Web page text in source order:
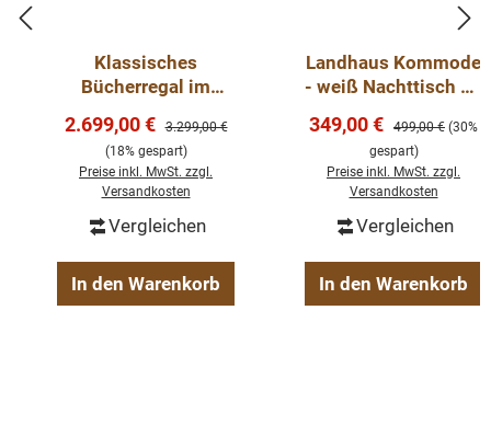
Innenfarbe - frei wählbar
Massivholz Möbel
Landhausstil
100% Kieferholz
verschiedene Farben wählbar
Beschläge/Griffe wählbar
Oberflächen und Farben sind frei wählbar. 36 Farben
Klassisches
Bücherregal im
großem TV-Fach
Verkaufspreis:
2.699,00 € Regulärer Preis:
3.299,00 €
(18% gespart)
Preise inkl. MwSt. zzgl.
Versandkosten
Vergleichen
In den Warenkorb
Landhaus Kommode
- weiß Nachttisch 40
Verkaufspreis:
349,00 € Regulärer Preis:
499,00 € (30%
gespart)
Preise inkl. MwSt. zzgl.
Versandkosten
Vergleichen
In den Warenkorb